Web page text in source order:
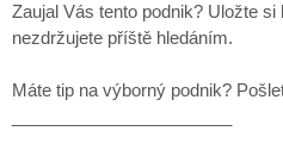
Zaujal Vás tento podnik? Uložte
nezdržujete příště hledáním.
Máte tip na výborný podnik?